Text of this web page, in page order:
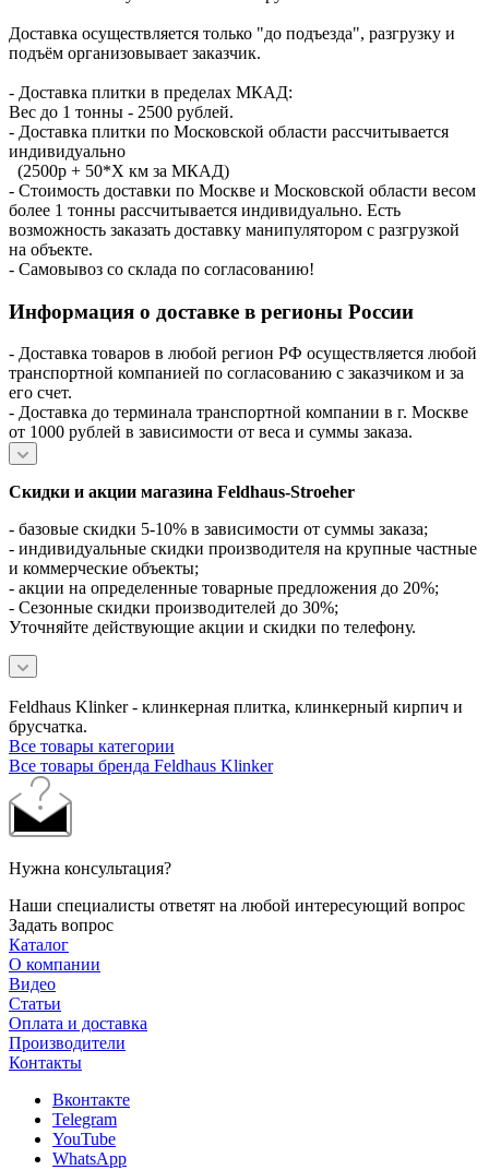
Доставка осуществляется только "до подъезда", разгрузку и
подъём организовывает заказчик.
- Доставка плитки в пределах МКАД:
Вес до 1 тонны - 2500 рублей.
- Доставка плитки по Московской области рассчитывается
индивидуально
(2500р + 50*X км за МКАД)
- Стоимость доставки по Москве и Московской области весом
более 1 тонны рассчитывается индивидуально. Есть
возможность заказать доставку манипулятором с разгрузкой
на объекте.
- Самовывоз со склада по согласованию!
Информация о доставке в регионы России
- Доставка товаров в любой регион РФ осуществляется любой
транспортной компанией по согласованию с заказчиком и за
его счет.
- Доставка до терминала транспортной компании в г. Москве
от 1000 рублей в зависимости от веса и суммы заказа.
Скидки и акции магазина Feldhaus-Stroeher
- базовые скидки 5-10% в зависимости от суммы заказа;
- индивидуальные скидки производителя на крупные частные
и коммерческие объекты;
- акции на определенные товарные предложения до 20%;
- Сезонные скидки производителей до 30%;
Уточняйте действующие акции и скидки по телефону.
Feldhaus Klinker - клинкерная плитка, клинкерный кирпич и
брусчатка.
Все товары категории
Все товары бренда Feldhaus Klinker
Нужна консультация?
Наши специалисты ответят на любой интересующий вопрос
Задать вопрос
Каталог
О компании
Видео
Статьи
Оплата и доставка
Производители
Контакты
Вконтакте
Telegram
YouTube
WhatsApp